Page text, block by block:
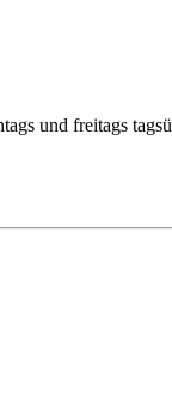
und freitags